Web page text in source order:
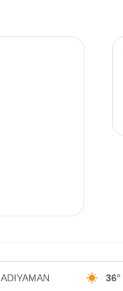
ADIYAMAN 36°